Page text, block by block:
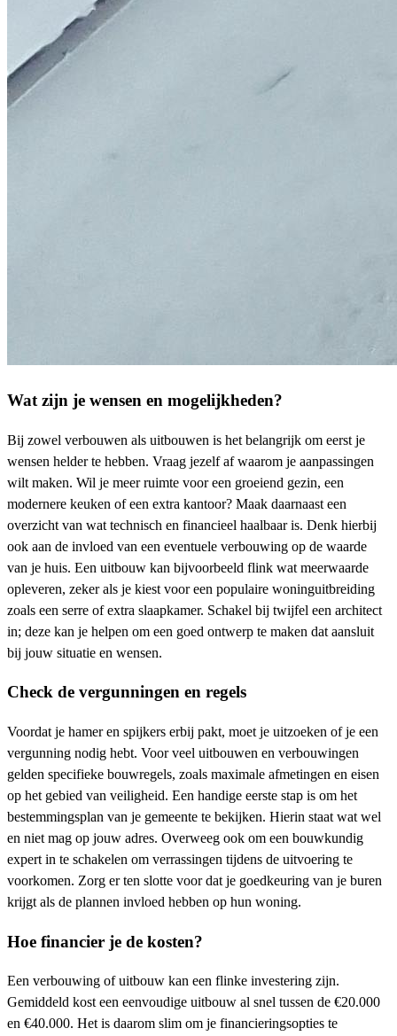
Wat zijn je wensen en mogelijkheden?
Bij zowel verbouwen als uitbouwen is het belangrijk om eerst je
wensen helder te hebben. Vraag jezelf af waarom je aanpassingen
wilt maken. Wil je meer ruimte voor een groeiend gezin, een
modernere keuken of een extra kantoor? Maak daarnaast een
overzicht van wat technisch en financieel haalbaar is. Denk hierbij
ook aan de invloed van een eventuele verbouwing op de waarde
van je huis. Een uitbouw kan bijvoorbeeld flink wat meerwaarde
opleveren, zeker als je kiest voor een populaire woninguitbreiding
zoals een serre of extra slaapkamer. Schakel bij twijfel een architect
in; deze kan je helpen om een goed ontwerp te maken dat aansluit
bij jouw situatie en wensen.
Check de vergunningen en regels
Voordat je hamer en spijkers erbij pakt, moet je uitzoeken of je een
vergunning nodig hebt. Voor veel uitbouwen en verbouwingen
gelden specifieke bouwregels, zoals maximale afmetingen en eisen
op het gebied van veiligheid. Een handige eerste stap is om het
bestemmingsplan van je gemeente te bekijken. Hierin staat wat wel
en niet mag op jouw adres. Overweeg ook om een bouwkundig
expert in te schakelen om verrassingen tijdens de uitvoering te
voorkomen. Zorg er ten slotte voor dat je goedkeuring van je buren
krijgt als de plannen invloed hebben op hun woning.
Hoe financier je de kosten?
Een verbouwing of uitbouw kan een flinke investering zijn.
Gemiddeld kost een eenvoudige uitbouw al snel tussen de €20.000
en €40.000. Het is daarom slim om je financieringsopties te